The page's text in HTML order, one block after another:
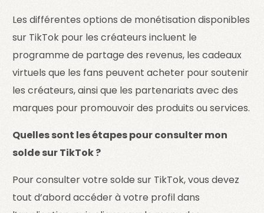
Les différentes options de monétisation disponibles
sur TikTok pour les créateurs incluent le
programme de partage des revenus, les cadeaux
virtuels que les fans peuvent acheter pour soutenir
les créateurs, ainsi que les partenariats avec des
marques pour promouvoir des produits ou services.
Quelles sont les étapes pour consulter mon
solde sur TikTok ?
Pour consulter votre solde sur TikTok, vous devez
tout d’abord accéder à votre profil dans